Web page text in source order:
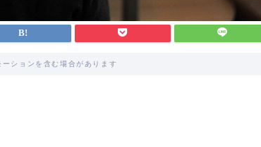
ションを含む場合があります